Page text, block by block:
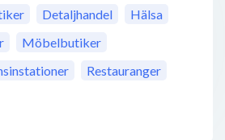
Detaljhandel
Hälsa
Möbelbutiker
Restauranger